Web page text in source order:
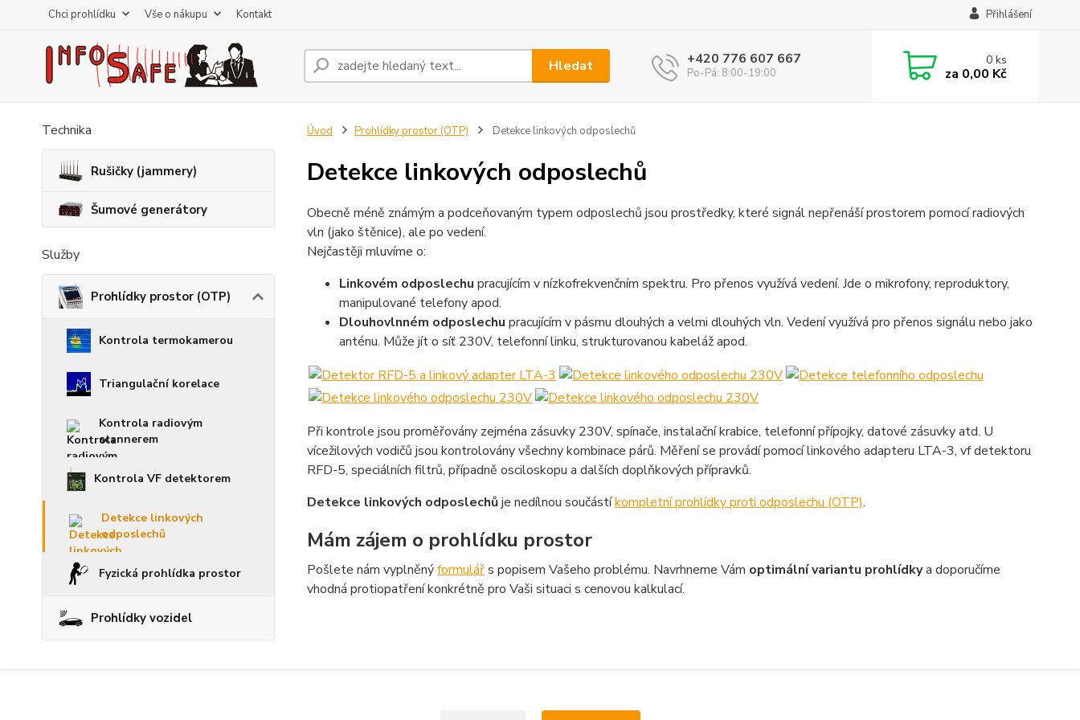
Chci prohlídku Vše o nákupu Kontakt Přihlášení
Hledat +420 776 607 667
Po-Pá: 8:00-19:00
0ks
za 0,00 Kč
Technika
Rušičky (jammery)
Šumové generátory
Služby
Prohlídky prostor (OTP)
Kontrola termokamerou
Triangulační korelace
Kontrola radiovým
scannerem
Kontrola VF detektorem
Detekce linkových
odposlechů
Fyzická prohlídka prostor
Prohlídky vozidel
Úvod Prohlídky prostor (OTP) Detekce linkových odposlechů
Detekce linkových odposlechů
Obecně méně známým a podceňovaným typem odposlechů jsou prostředky, které signál nepřenáší prostorem pomocí radiových
vln (jako štěnice), ale po vedení.
Nejčastěji mluvíme o:
Linkovém odposlechu pracujícím v nízkofrekvenčním spektru. Pro přenos využívá vedení. Jde o mikrofony, reproduktory,
manipulované telefony apod.
Dlouhovlnném odposlechu pracujícím v pásmu dlouhých a velmi dlouhých vln. Vedení využívá pro přenos signálu nebo jako
anténu. Může jít o síť 230V, telefonní linku, strukturovanou kabeláž apod.
Při kontrole jsou proměřovány zejména zásuvky 230V, spínače, instalační krabice, telefonní přípojky, datové zásuvky atd. U
vícežilových vodičů jsou kontrolovány všechny kombinace párů. Měření se provádí pomocí linkového adapteru LTA-3, vf detektoru
RFD-5, speciálních filtrů, případně osciloskopu a dalších doplňkových přípravků.
Detekce linkových odposlechůje nedílnou součástíkompletní prohlídky proti odposlechu (OTP).
Mám zájem o prohlídku prostor
Pošlete nám vyplněnýformulářs popisem Vašeho problému. Navrhneme Vám optimální variantu prohlídkya doporučíme
vhodná protiopatření konkrétně pro Vaši situaci s cenovou kalkulací.